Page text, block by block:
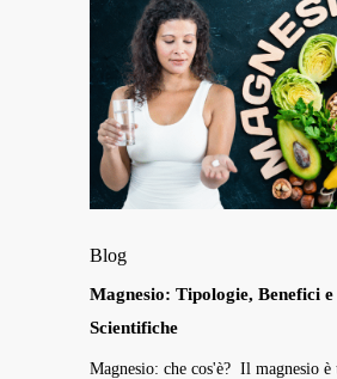
Dott.ssa
Chiara
Regolini
Tipologie,
Benefici
e
Evidenze
Scientifiche
Tipologie,
Benefici
e
Evidenze
Blog
Magnesio: Tipologie, Benefici e
Scientifiche
Magnesio: che cos'è? Il magnesio è